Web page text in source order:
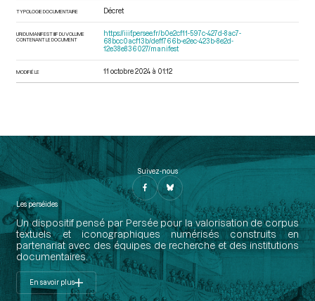
TYPOLOGIE DOCUMENTAIRE Décret
URI DU MANIFEST IIIF DU VOLUME
CONTENANT LE DOCUMENT
https://iiif.persee.fr/b0e2cf11-597c-427d-8ac7-
68bcc0acf13b/deff766b-e2ec-423b-8e2d-
12e38e836027/manifest
MODIFIÉ LE 11 octobre 2024 à 01:12
Suivez-nous
Les perséides
Un dispositif pensé par Persée pour la valorisation de corpus
textuels et iconographiques numérisés construits en
partenariat avec des équipes de recherche et des institutions
documentaires.
En savoir plus